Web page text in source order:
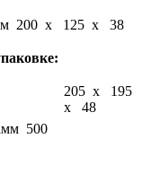
200 x 125 x 38
205 x 195
x 48
500